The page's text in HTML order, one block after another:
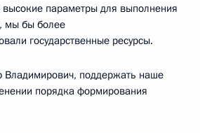
высокие параметры для выполнения
мы бы более
государственные ресурсы.
поддержать наше
порядка формирования